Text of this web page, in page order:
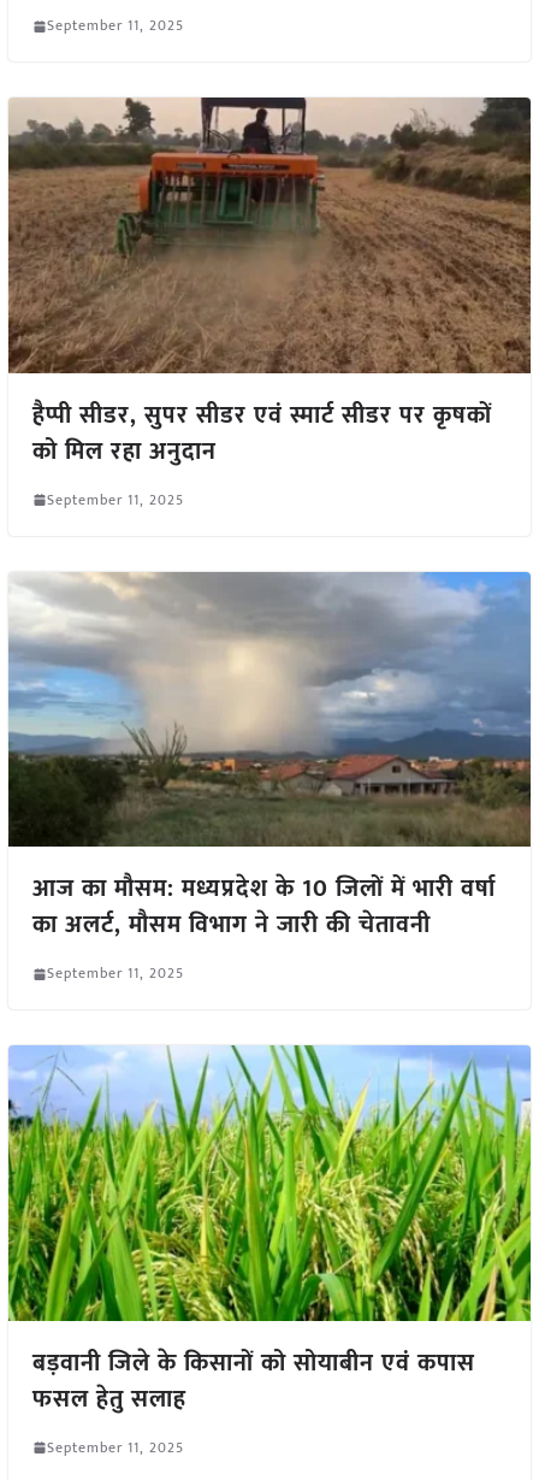
September 11, 2025
हैप्पी सीडर, सुपर सीडर एवं स्मार्ट सीडर पर कृषकों
को मिल रहा अनुदान
September 11, 2025
आज का मौसम: मध्यप्रदेश के 10 जिलों में भारी वर्षा
का अलर्ट, मौसम विभाग ने जारी की चेतावनी
September 11, 2025
बड़वानी जिले के किसानों को सोयाबीन एवं कपास
फसल हेतु सलाह
September 11, 2025